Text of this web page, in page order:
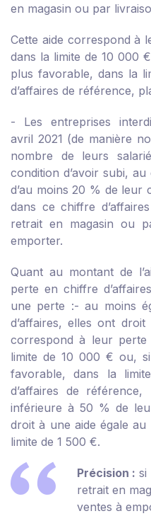
en magasin ou par
Cette aide correspond à
dans la limite de 10 000
plus favorable, dans la
d’affaires de référence,
- Les entreprises
avril 2021 (de manière
nombre de leurs
condition d’avoir subi,
d’au moins 20 % de leur
dans ce chiffre
retrait en magasin ou
emporter.
Quant au montant de
perte en chiffre
une perte :- au moins
d’affaires, elles ont
correspond à leur perte
limite de 10 000 € ou,
favorable, dans la
d’affaires de
inférieure à 50 % de
droit à une aide égale
limite de 1 500 €.
Précision : si
retrait en
ventes à